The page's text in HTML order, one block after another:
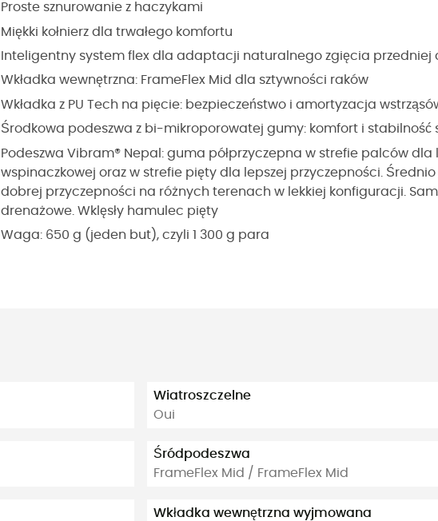
Proste sznurowanie z haczykami
Miękki kołnierz dla trwałego komfortu
Inteligentny system flex dla adaptacji naturalnego zgięcia przedniej
Wkładka wewnętrzna: FrameFlex Mid dla sztywności raków
Wkładka z PU Tech na pięcie: bezpieczeństwo i amortyzacja
Środkowa podeszwa z bi-mikroporowatej gumy: komfort i stabilność
Podeszwa Vibram® Nepal: guma półprzyczepna w strefie palców dla
wspinaczkowej oraz w strefie pięty dla lepszej przyczepności. Średnio
dobrej przyczepności na różnych terenach w lekkiej konfiguracji.
drenażowe. Wklęsły hamulec pięty
Waga: 650 g (jeden but), czyli 1 300 g para
Wiatroszczelne
Oui
Śródpodeszwa
FrameFlex Mid / FrameFlex Mid
Wkładka wewnętrzna wyjmowana